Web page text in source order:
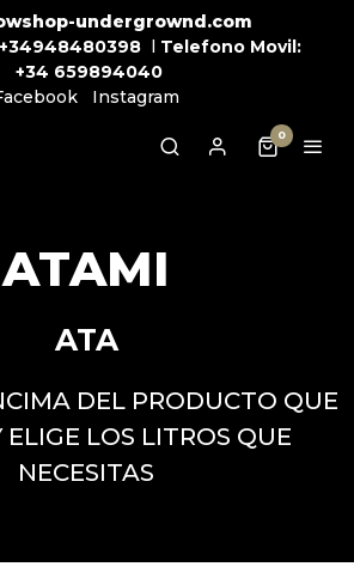
undergrownd.com
+34948480398 l Telefono Movil:
+34 659894040
Instagram
0
ATAMI
ATA
DEL PRODUCTO QUE
ELIGE LOS LITROS QUE
NECESITAS